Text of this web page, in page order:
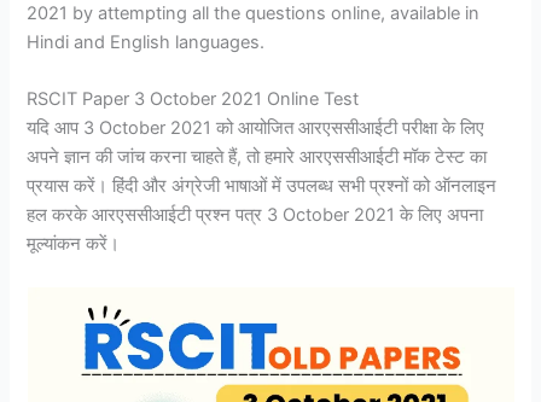
2021 by attempting all the questions online, available in
Hindi and English languages.
RSCIT Paper 3 October 2021 Online Test
यदि आप 3 October 2021 को आयोजित आरएससीआईटी परीक्षा के लिए
अपने ज्ञान की जांच करना चाहते हैं, तो हमारे आरएससीआईटी मॉक टेस्ट का
प्रयास करें। हिंदी और अंग्रेजी भाषाओं में उपलब्ध सभी प्रश्नों को ऑनलाइन
हल करके आरएससीआईटी प्रश्न पत्र 3 October 2021 के लिए अपना
मूल्यांकन करें।